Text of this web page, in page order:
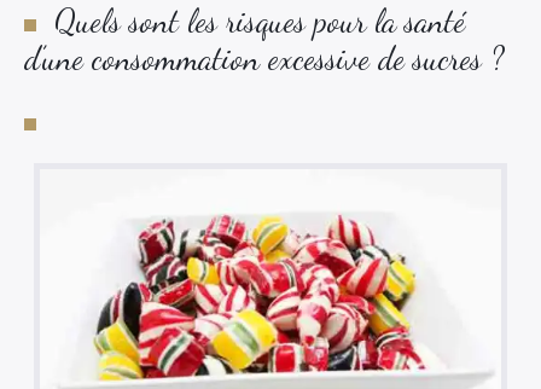
Quels sont les risques pour la santé
d’une consommation excessive de sucres ?